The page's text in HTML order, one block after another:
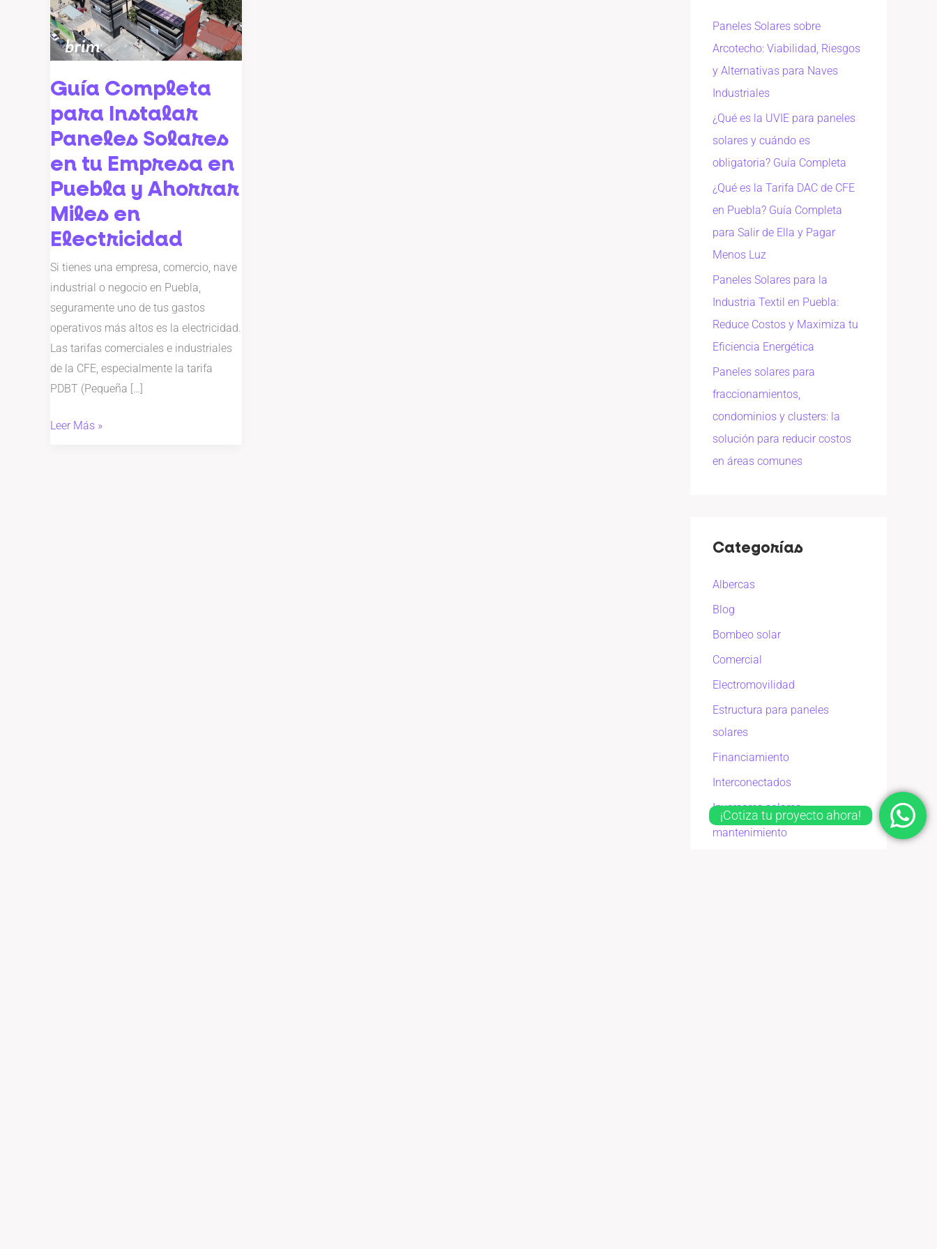
Guía Completa
para Instalar
Paneles Solares
en tu Empresa en
Puebla y Ahorrar
Miles en
Electricidad
Si tienes una empresa, comercio, nave
industrial o negocio en Puebla,
seguramente uno de tus gastos
operativos más altos es la electricidad.
Las tarifas comerciales e industriales
de la CFE, especialmente la tarifa
PDBT (Pequeña […]
para
Instalar
Paneles
en
tu
Empresa
Puebla
y
Ahorrar
Miles
Electricidad
Leer Más »
Paneles Solares sobre
Arcotecho: Viabilidad, Riesgos
y Alternativas para Naves
Industriales
¿Qué es la UVIE para paneles
solares y cuándo es
obligatoria? Guía Completa
¿Qué es la Tarifa DAC de CFE
en Puebla? Guía Completa
para Salir de Ella y Pagar
Menos Luz
Paneles Solares para la
Industria Textil en Puebla:
Reduce Costos y Maximiza tu
Eficiencia Energética
Paneles solares para
fraccionamientos,
condominios y clusters: la
solución para reducir costos
en áreas comunes
Categorías
Albercas
Blog
Bombeo solar
Comercial
Electromovilidad
Estructura para paneles
solares
Financiamiento
Interconectados
Inversores solares
mantenimiento
¡Cotiza tu proyecto ahora!